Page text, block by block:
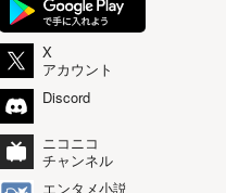
X
アカウント
Discord
ニコニコ
チャンネル
エンタメ小説